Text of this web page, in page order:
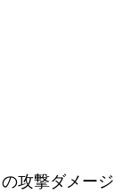
攻撃ダメージ